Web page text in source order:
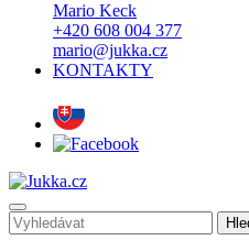
Mario Keck
+420 608 004 377
mario@jukka.cz
KONTAKTY